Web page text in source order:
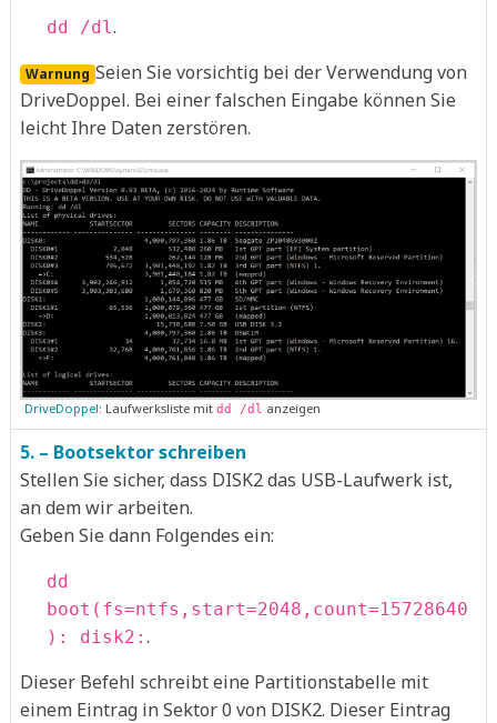
dd /dl .
Warnung Seien Sie vorsichtig bei der Verwendung von
DriveDoppel. Bei einer falschen Eingabe können Sie
leicht Ihre Daten zerstören.
DriveDoppel: Laufwerksliste mit dd /dl anzeigen
5. – Bootsektor schreiben
Stellen Sie sicher, dass DISK2 das USB-Laufwerk ist,
an dem wir arbeiten.
Geben Sie dann Folgendes ein:
dd
boot(fs=ntfs,start=2048,count=15728640
): disk2: .
Dieser Befehl schreibt eine Partitionstabelle mit
einem Eintrag in Sektor 0 von DISK2. Dieser Eintrag